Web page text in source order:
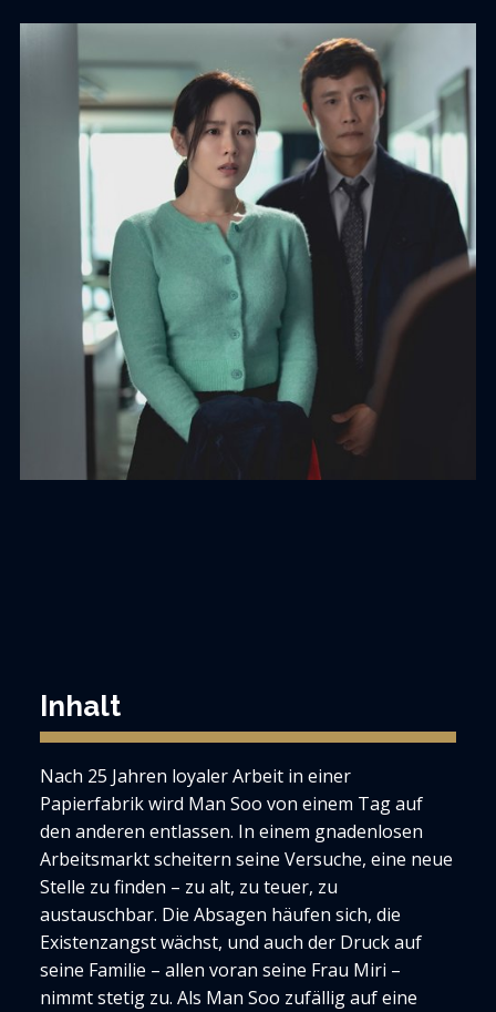
Inhalt
Nach 25 Jahren loyaler Arbeit in einer
Papierfabrik wird Man Soo von einem Tag auf
den anderen entlassen. In einem gnadenlosen
Arbeitsmarkt scheitern seine Versuche, eine neue
Stelle zu finden – zu alt, zu teuer, zu
austauschbar. Die Absagen häufen sich, die
Existenzangst wächst, und auch der Druck auf
seine Familie – allen voran seine Frau Miri –
nimmt stetig zu. Als Man Soo zufällig auf eine